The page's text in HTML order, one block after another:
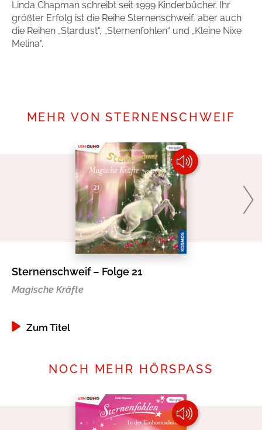
Linda Chapman schreibt seit 1999 Kinderbücher. Ihr
größter Erfolg ist die Reihe Sternenschweif, aber auch
die Reihen „Stardust“, „Sternenfohlen“ und „Kleine Nixe
Melina“.
MEHR VON STERNENSCHWEIF
Sternenschweif – Folge 21
Magische Kräfte
Zum Titel
NOCH MEHR HÖRSPASS